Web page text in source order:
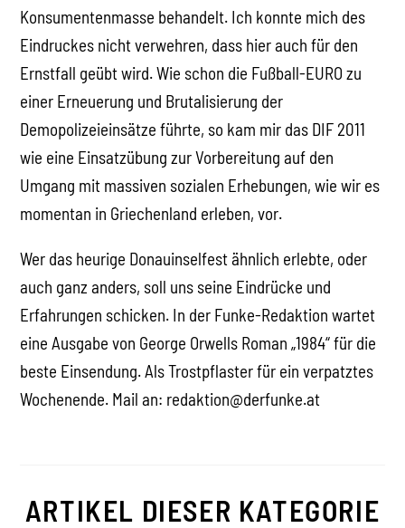
Konsumentenmasse behandelt. Ich konnte mich des
Eindruckes nicht verwehren, dass hier auch für den
Ernstfall geübt wird. Wie schon die Fußball-EURO zu
einer Erneuerung und Brutalisierung der
Demopolizeieinsätze führte, so kam mir das DIF 2011
wie eine Einsatzübung zur Vorbereitung auf den
Umgang mit massiven sozialen Erhebungen, wie wir es
momentan in Griechenland erleben, vor.
Wer das heurige Donauinselfest ähnlich erlebte, oder
auch ganz anders, soll uns seine Eindrücke und
Erfahrungen schicken. In der Funke-Redaktion wartet
eine Ausgabe von George Orwells Roman „1984“ für die
beste Einsendung. Als Trostpflaster für ein verpatztes
Wochenende. Mail an: redaktion@derfunke.at
ARTIKEL DIESER KATEGORIE